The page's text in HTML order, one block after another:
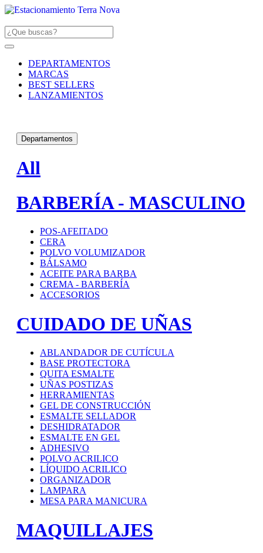
DEPARTAMENTOS
MARCAS
BEST SELLERS
LANZAMIENTOS
Departamentos
All
BARBERÍA - MASCULINO
POS-AFEITADO
CERA
POLVO VOLUMIZADOR
BÁLSAMO
ACEITE PARA BARBA
CREMA - BARBERÍA
ACCESORIOS
CUIDADO DE UÑAS
ABLANDADOR DE CUTÍCULA
BASE PROTECTORA
QUITA ESMALTE
UÑAS POSTIZAS
HERRAMIENTAS
GEL DE CONSTRUCCIÓN
ESMALTE SELLADOR
DESHIDRATADOR
ESMALTE EN GEL
ADHESIVO
POLVO ACRILICO
LÍQUIDO ACRILICO
ORGANIZADOR
LAMPARA
MESA PARA MANICURA
MAQUILLAJES